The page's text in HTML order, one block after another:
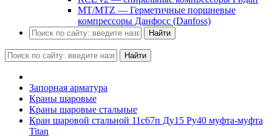
MT/MTZ — Герметичные поршневые
компрессоры Данфосс (Danfoss)
Найти
Найти
Запорная арматура
Краны шаровые
Краны шаровые стальные
Кран шаровой стальной 11с67п Ду15 Ру40 муфта-муфта
Titan